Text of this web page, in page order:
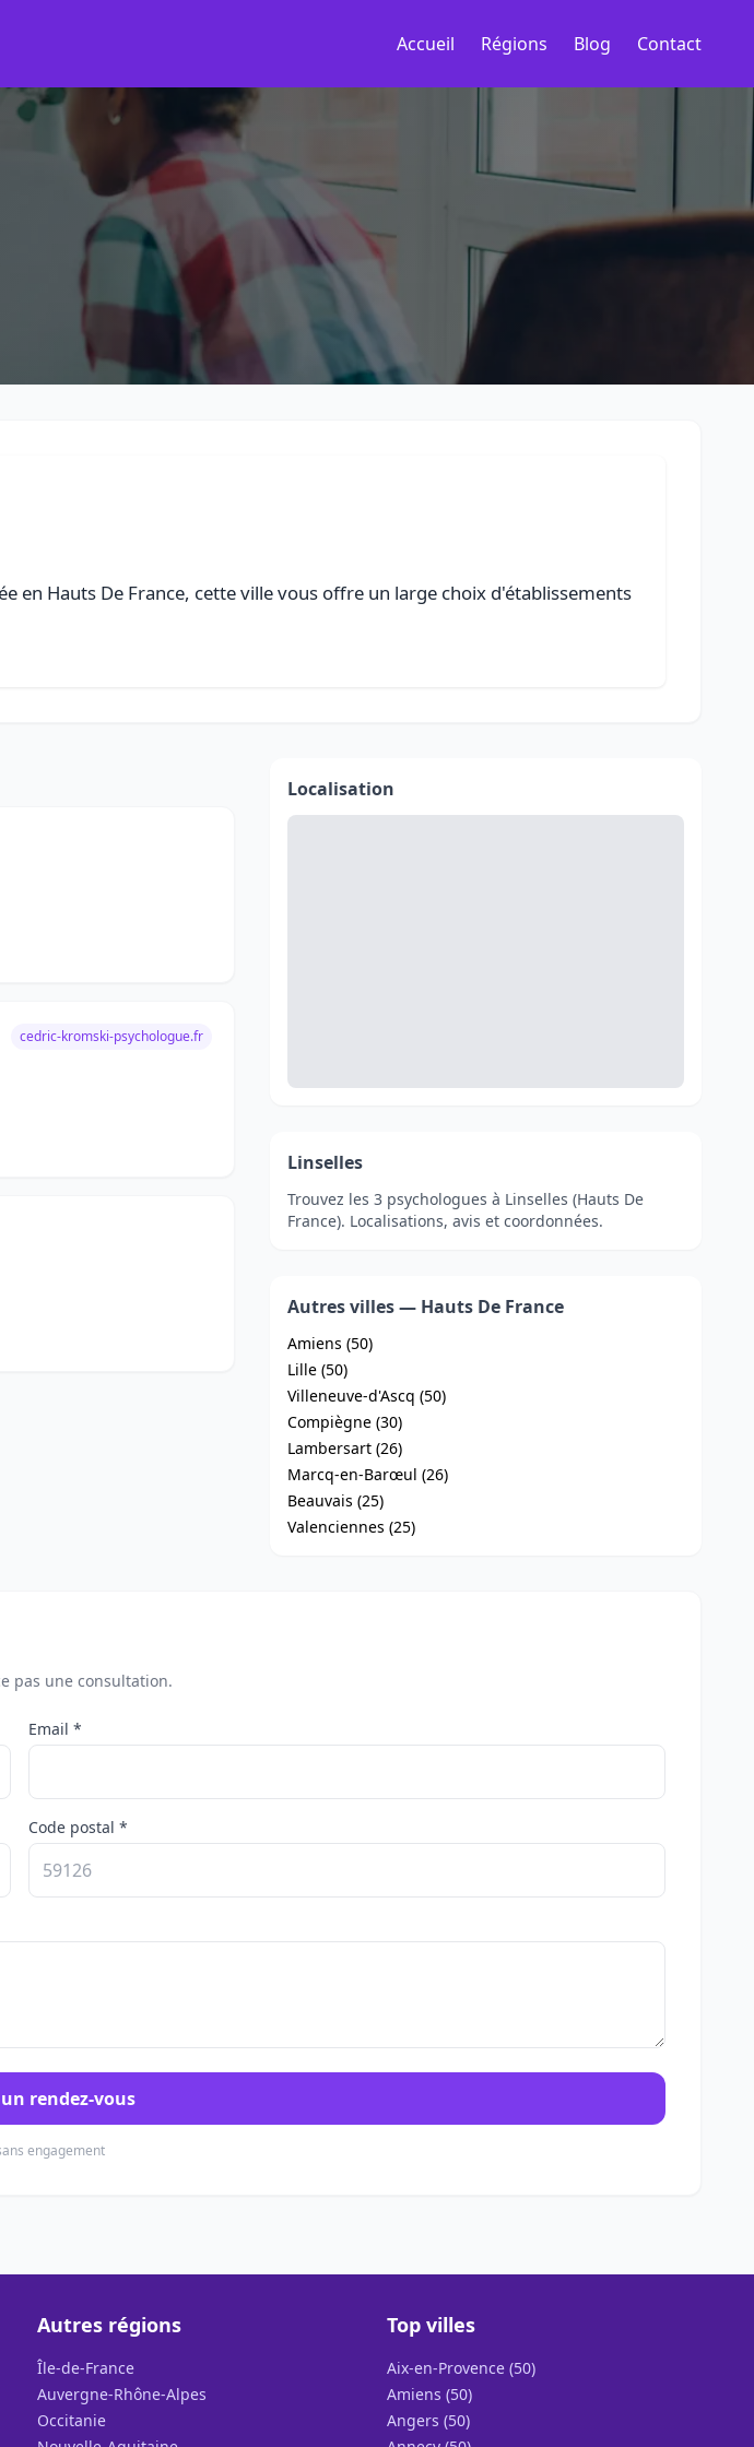
Accueil Régions Blog Contact
en Hauts De France, cette ville vous offre un large choix d'établissements
cedric-kromski-psychologue.fr
Localisation
Linselles
Trouvez les 3 psychologues à Linselles (Hauts De
France). Localisations, avis et coordonnées.
Autres villes — Hauts De France
Amiens (50)
Lille (50)
Villeneuve-d'Ascq (50)
Compiègne (30)
Lambersart (26)
Marcq-en-Barœul (26)
Beauvais (25)
Valenciennes (25)
pas une consultation.
Email *
Code postal *
rendez-vous
engagement
Autres régions
Île-de-France
Auvergne-Rhône-Alpes
Occitanie
Top villes
Aix-en-Provence (50)
Amiens (50)
Angers (50)